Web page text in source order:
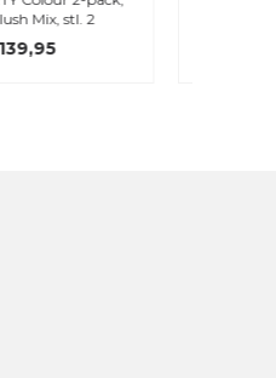
vanilla
kr.139,95